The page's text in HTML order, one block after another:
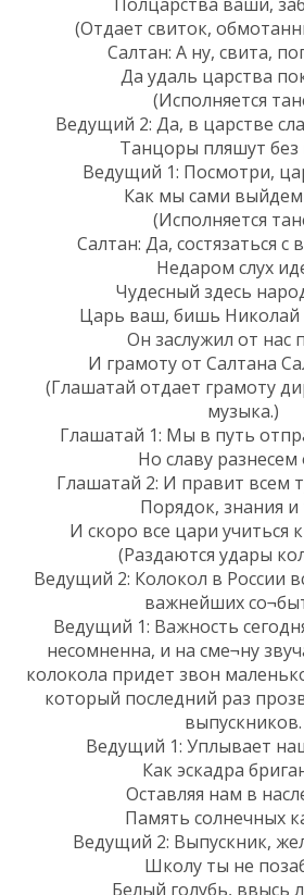
(Отдает свиток,
Салтан: А ну, свита,
Да удаль царства
(Исполняется
Ведущий 2: Да, в царстве
Танцоры пляшут без
Ведущий 1: Посмотри,
Как мы сами выйдем
(Исполняется
Салтан: Да, состязаться с
Недаром слух
Чудесный здесь
Царь ваш, бишь Николай
Он заслужил от нас
И грамоту от Салтана
(Глашатай отдает грамоту
музыка.)
Глашатай 1: Мы в путь
Но славу разнесем
Глашатай 2: И правит всем
Порядок, знания и
И скоро все цари учиться
(Раздаются удары
Ведущий 2: Колокол в России
важнейших
Ведущий 1: Важность
несомненна, и на сме¬ну
колокола придет звон
который последний раз
выпускников.
Ведущий 1: Уплывает
Как эскадра
Оставляя нам в
Память солнечных
Ведущий 2: Выпускник,
Школу ты не
Белый голубь, ввысь